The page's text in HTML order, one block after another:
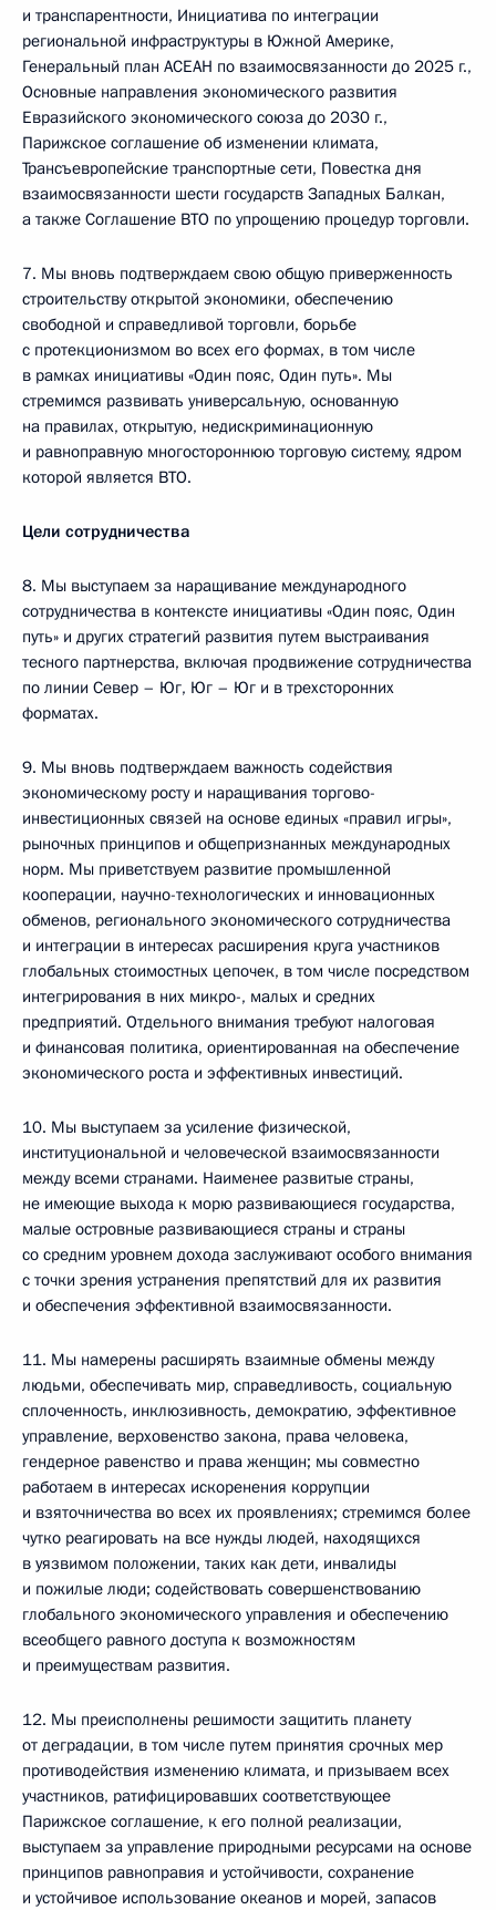
и транспарентности, Инициатива по интеграции
региональной инфраструктуры в Южной Америке,
Генеральный план АСЕАН по взаимосвязанности до 2025 г.,
Основные направления экономического развития
Евразийского экономического союза до 2030 г.,
Парижское соглашение об изменении климата,
Трансъевропейские транспортные сети, Повестка дня
взаимосвязанности шести государств Западных Балкан,
а также Соглашение ВТО по упрощению процедур торговли.
7. Мы вновь подтверждаем свою общую приверженность
строительству открытой экономики, обеспечению
свободной и справедливой торговли, борьбе
с протекционизмом во всех его формах, в том числе
в рамках инициативы «Один пояс, Один путь». Мы
стремимся развивать универсальную, основанную
на правилах, открытую, недискриминационную
и равноправную многостороннюю торговую систему, ядром
которой является ВТО.
Цели сотрудничества
8. Мы выступаем за наращивание международного
сотрудничества в контексте инициативы «Один пояс, Один
путь» и других стратегий развития путем выстраивания
тесного партнерства, включая продвижение сотрудничества
по линии Север – Юг, Юг – Юг и в трехсторонних
форматах.
9. Мы вновь подтверждаем важность содействия
экономическому росту и наращивания торгово-
инвестиционных связей на основе единых «правил игры»,
рыночных принципов и общепризнанных международных
норм. Мы приветствуем развитие промышленной
кооперации, научно-технологических и инновационных
обменов, регионального экономического сотрудничества
и интеграции в интересах расширения круга участников
глобальных стоимостных цепочек, в том числе посредством
интегрирования в них микро-, малых и средних
предприятий. Отдельного внимания требуют налоговая
и финансовая политика, ориентированная на обеспечение
экономического роста и эффективных инвестиций.
10. Мы выступаем за усиление физической,
институциональной и человеческой взаимосвязанности
между всеми странами. Наименее развитые страны,
не имеющие выхода к морю развивающиеся государства,
малые островные развивающиеся страны и страны
со средним уровнем дохода заслуживают особого внимания
с точки зрения устранения препятствий для их развития
и обеспечения эффективной взаимосвязанности.
11. Мы намерены расширять взаимные обмены между
людьми, обеспечивать мир, справедливость, социальную
сплоченность, инклюзивность, демократию, эффективное
управление, верховенство закона, права человека,
гендерное равенство и права женщин; мы совместно
работаем в интересах искоренения коррупции
и взяточничества во всех их проявлениях; стремимся более
чутко реагировать на все нужды людей, находящихся
в уязвимом положении, таких как дети, инвалиды
и пожилые люди; содействовать совершенствованию
глобального экономического управления и обеспечению
всеобщего равного доступа к возможностям
и преимуществам развития.
12. Мы преисполнены решимости защитить планету
от деградации, в том числе путем принятия срочных мер
противодействия изменению климата, и призываем всех
участников, ратифицировавших соответствующее
Парижское соглашение, к его полной реализации,
выступаем за управление природными ресурсами на основе
принципов равноправия и устойчивости, сохранение
и устойчивое использование океанов и морей, запасов